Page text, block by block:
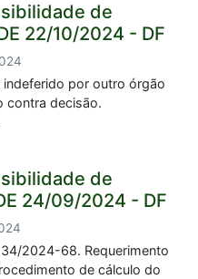
de
22/10/2024 - DF
indeferido por outro órgão
contra decisão.
de
24/09/2024 - DF
2024-68. Requerimento
de cálculo do